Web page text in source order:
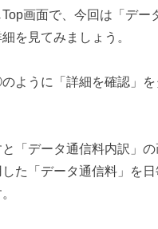
画面で、今回は「デー
を見てみましょう。
ように「詳細を確認」を
「データ通信料内訳」の
た「データ通信料」を